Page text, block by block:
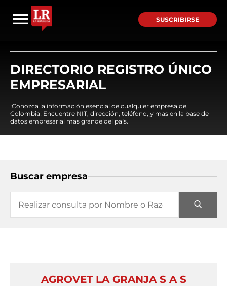
SUSCRIBIRSE
DIRECTORIO REGISTRO ÚNICO
EMPRESARIAL
¡Conozca la información esencial de cualquier empresa de
Colombia! Encuentre NIT, dirección, teléfono, y mas en la base de
datos empresarial mas grande del país.
Buscar empresa
AGROVET LA GRANJA S A S